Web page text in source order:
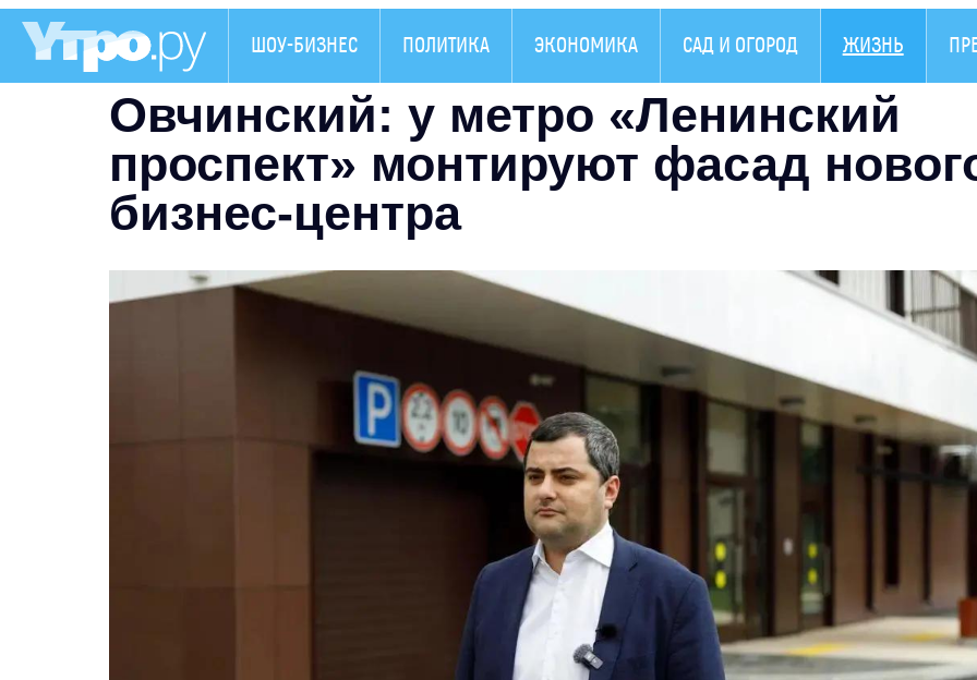
ШОУ-БИЗНЕС ПОЛИТИКА ЭКОНОМИКА САД И ОГОРОД ЖИЗНЬ
Овчинский: у метро «Ленинский
проспект» монтируют фасад
бизнес-центра